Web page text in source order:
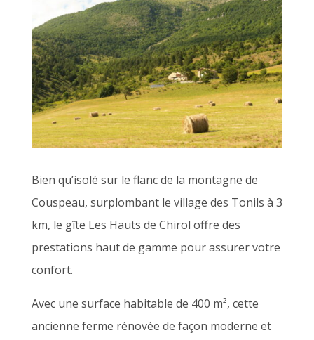
Bien qu’isolé sur le flanc de la montagne de
Couspeau, surplombant le village des Tonils à 3
km, le gîte Les Hauts de Chirol offre des
prestations haut de gamme pour assurer votre
confort.
Avec une surface habitable de 400 m², cette
ancienne ferme rénovée de façon moderne et